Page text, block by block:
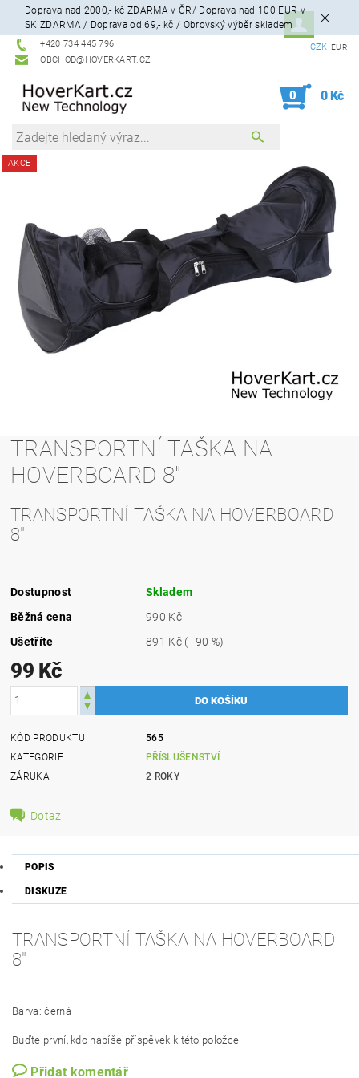
Doprava nad 2000,- kč ZDARMA v ČR/ Doprava nad 100 EUR v
SK ZDARMA / Doprava od 69,- kč / Obrovský výběr skladem
+420 734 445 796
OBCHOD@HOVERKART.CZ
CZK EUR
0 0 Kč
AKCE
TRANSPORTNÍ TAŠKA NA
HOVERBOARD 8"
TRANSPORTNÍ TAŠKA NA HOVERBOARD
8"
Dostupnost
Skladem
Běžná cena
990 Kč
Ušetříte
891 Kč (–90 %)
99 Kč
KÓD PRODUKTU
565
KATEGORIE
PŘÍSLUŠENSTVÍ
ZÁRUKA
2 ROKY
Dotaz
POPIS
DISKUZE
TRANSPORTNÍ TAŠKA NA HOVERBOARD
8"
Barva: černá
Buďte první, kdo napíše příspěvek k této položce.
Přidat komentář